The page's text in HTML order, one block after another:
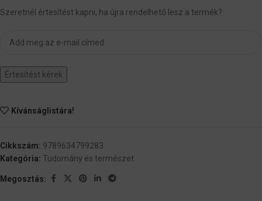
Szeretnél értesítést kapni, ha újra rendelhető lesz a termék?
Értesítést kérek
Kívánságlistára!
Cikkszám: 9789634799283
Kategória: Tudomány és természet
Megosztás: